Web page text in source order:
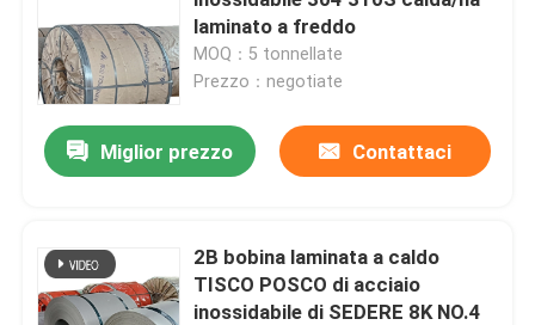
Strato di acciaio inossidabile 201
strato di acciaio inossidabile 309
Bobina laminata a freddo di acciaio inossidabile
laminato a freddo
MOQ：5 tonnellate
Prezzo：negotiate
Miglior prezzo Contattaci
2B bobina laminata a caldo
TISCO POSCO di acciaio
inossidabile di SEDERE 8K NO.4